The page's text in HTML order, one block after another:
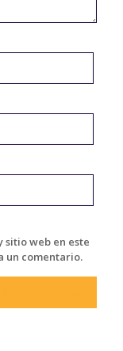
web en este
un comentario.